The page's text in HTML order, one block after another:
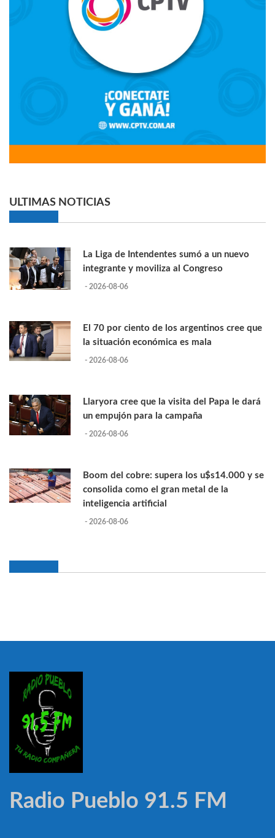
ULTIMAS NOTICIAS
La Liga de Intendentes sumó a un nuevo
integrante y moviliza al Congreso
- 2026-08-06
El 70 por ciento de los argentinos cree que
la situación económica es mala
- 2026-08-06
Llaryora cree que la visita del Papa le dará
un empujón para la campaña
- 2026-08-06
Boom del cobre: supera los u$s14.000 y se
consolida como el gran metal de la
inteligencia artificial
- 2026-08-06
Radio Pueblo 91.5 FM